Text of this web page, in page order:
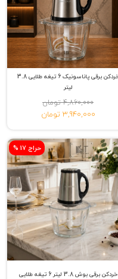
خردکن برقی پاناسونیک 6 تیغه طلایی 3.8
لیتر
4,860,000 تومان
3,940,000 تومان
% حراج 17
خردکن برقی بوش 3.8 لیتر 6 تیغه طلایی